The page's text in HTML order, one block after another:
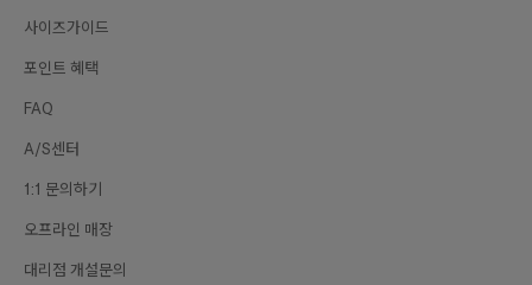
사이즈가이드
포인트 혜택
FAQ
A/S센터
1:1 문의하기
오프라인 매장
대리점 개설문의